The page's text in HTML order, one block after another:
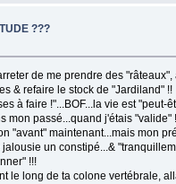
???
de me prendre des
& refaire le stock de "Jardiland" !!
à faire !"...BOF...la vie est
mon passé...quand j'étais "valide" !
"avant" maintenant...mais mon
un constipé...&
!!!
le long de ta colone vertébrale,